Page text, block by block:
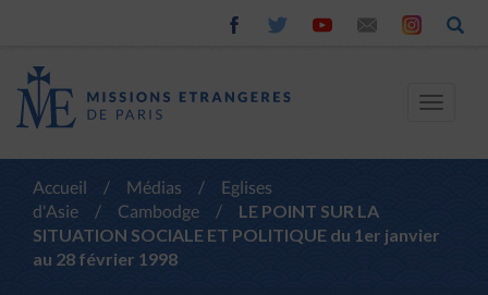
Toggle
Accueil / Médias /
Eglises
d'Asie
/ Cambodge /
LE POINT SUR LA
SITUATION SOCIALE ET POLITIQUE du 1er janvier
au 28 février 1998